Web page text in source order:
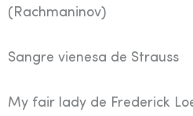
(Rachmaninov)
Sangre vienesa de Strauss
My fair lady de Frederick